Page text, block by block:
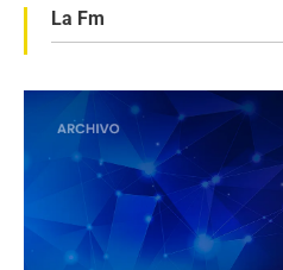
La Fm